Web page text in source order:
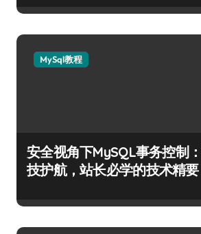
MySql教程
安全视角下MySQL事务控制
技护航，站长必学的技术精要